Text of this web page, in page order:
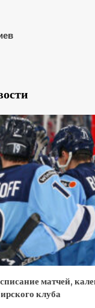
матчей,
клуба